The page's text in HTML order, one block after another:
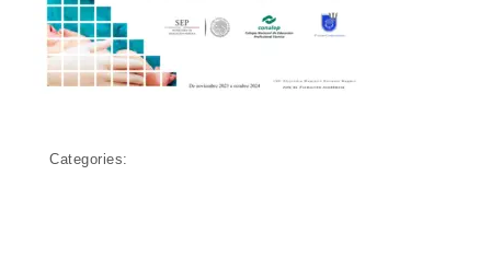
Categories: